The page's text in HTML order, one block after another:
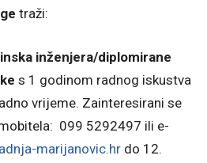
traži:
inženjera/diplomirane
s 1 godinom radnog iskustva
vrijeme. Zainteresirani se
099 5292497 ili e-
marijanovic.hr do 12.